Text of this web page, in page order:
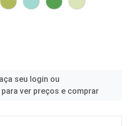
seu login ou
ver preços e comprar